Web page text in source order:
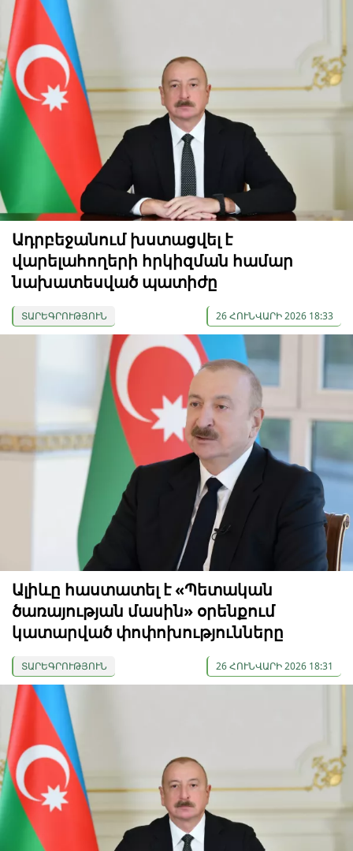
Ադրբեջանում խստացվել է
վարելահողերի հրկիզման համար
նախատեսված պատիժը
ՏԱՐԵԳՐՈՒԹՅՈՒՆ 26 ՀՈՒՆՎԱՐԻ 2026 18:33
Ալիևը հաստատել է «Պետական
ծառայության մասին» օրենքում
կատարված փոփոխությունները
ՏԱՐԵԳՐՈՒԹՅՈՒՆ 26 ՀՈՒՆՎԱՐԻ 2026 18:31